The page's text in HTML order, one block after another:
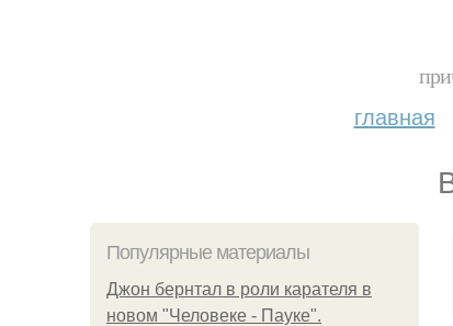
главная
Популярные материалы
Джон бернтал в роли карателя в
новом "Человеке - Пауке".